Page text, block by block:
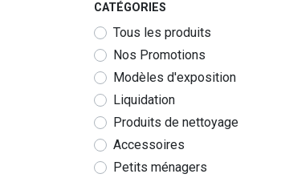
CATÉGORIES
Tous les produits
Nos Promotions
Modèles d'exposition
Liquidation
Produits de nettoyage
Accessoires
Petits ménagers